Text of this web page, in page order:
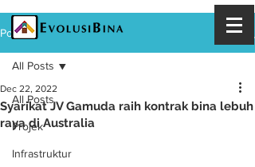
Post
All Posts
Projek
Infrastruktur
All Posts
Syarikat JV Gamuda raih kontrak bina lebuh
raya di Australia
Dec 22, 2022